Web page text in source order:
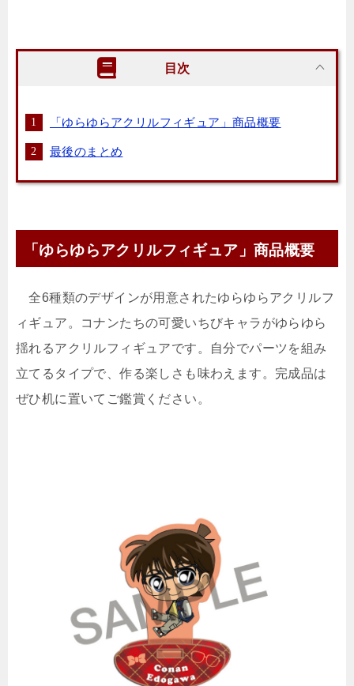
目次
「ゆらゆらアクリルフィギュア」商品概要
最後のまとめ
「ゆらゆらアクリルフィギュア」商品概要
全6種類のデザインが用意されたゆらゆらアクリルフ
ィギュア。コナンたちの可愛いちびキャラがゆらゆら
揺れるアクリルフィギュアです。自分でパーツを組み
立てるタイプで、作る楽しさも味わえます。完成品は
ぜひ机に置いてご鑑賞ください。